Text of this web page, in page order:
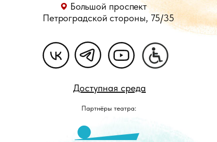
Большой проспект
Петроградской стороны, 75/35
Партнёры театра:
Доступная среда